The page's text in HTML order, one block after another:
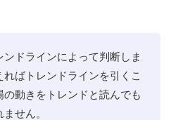
ンドラインによって判断しま
ばトレンドラインを引くこ
の動きをトレンドと読んでも
せん。